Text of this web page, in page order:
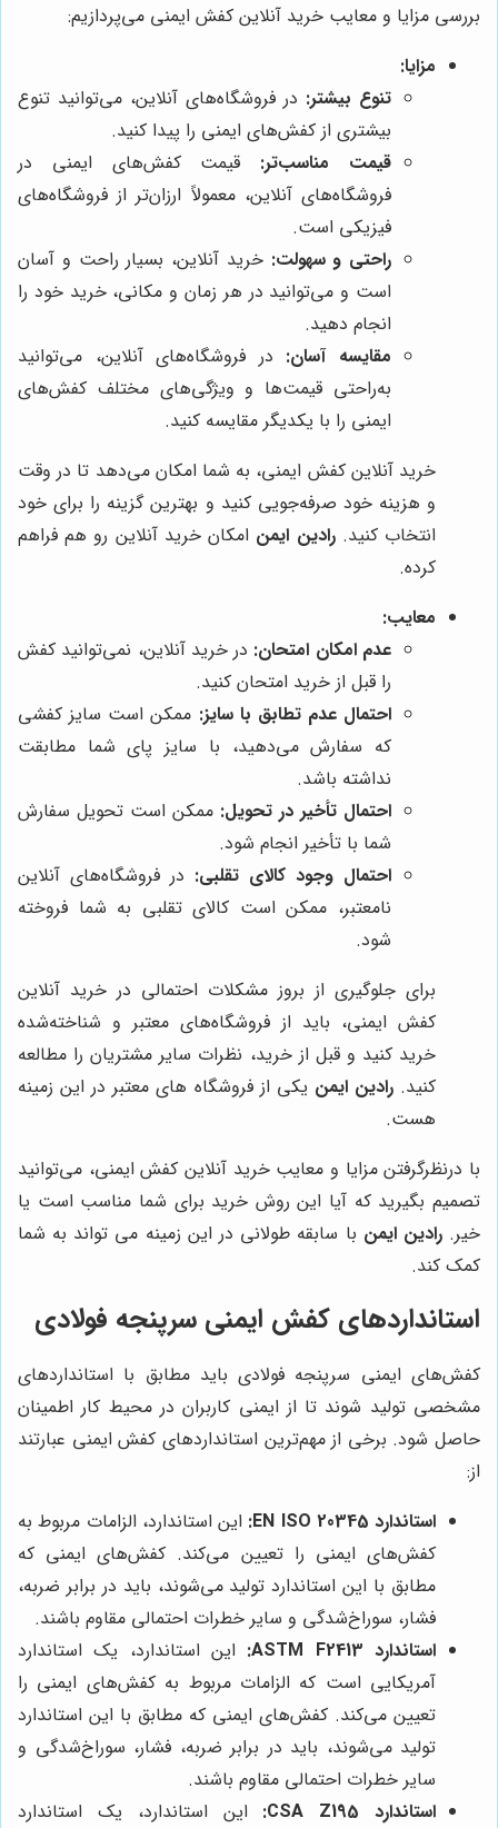
بررسی مزایا و معایب خرید آنلاین کفش ایمنی می‌پردازیم:
مزایا:
تنوع بیشتر: در فروشگاه‌های آنلاین، می‌توانید تنوع
بیشتری از کفش‌های ایمنی را پیدا کنید.
قیمت مناسب‌تر: قیمت کفش‌های ایمنی در
فروشگاه‌های آنلاین، معمولاً ارزان‌تر از فروشگاه‌های
فیزیکی است.
راحتی و سهولت: خرید آنلاین، بسیار راحت و آسان
است و می‌توانید در هر زمان و مکانی، خرید خود را
انجام دهید.
مقایسه آسان: در فروشگاه‌های آنلاین، می‌توانید
به‌راحتی قیمت‌ها و ویژگی‌های مختلف کفش‌های
ایمنی را با یکدیگر مقایسه کنید.
خرید آنلاین کفش ایمنی، به شما امکان می‌دهد تا در وقت
و هزینه خود صرفه‌جویی کنید و بهترین گزینه را برای خود
انتخاب کنید.رادین ایمن امکان خرید آنلاین رو هم فراهم
کرده.
معایب:
عدم امکان امتحان: در خرید آنلاین، نمی‌توانید کفش
را قبل از خرید امتحان کنید.
احتمال عدم تطابق با سایز: ممکن است سایز کفشی
که سفارش می‌دهید، با سایز پای شما مطابقت
نداشته باشد.
احتمال تأخیر در تحویل: ممکن است تحویل سفارش
شما با تأخیر انجام شود.
احتمال وجود کالای تقلبی: در فروشگاه‌های آنلاین
نامعتبر، ممکن است کالای تقلبی به شما فروخته
شود.
برای جلوگیری از بروز مشکلات احتمالی در خرید آنلاین
کفش ایمنی، باید از فروشگاه‌های معتبر و شناخته‌شده
خرید کنید و قبل از خرید، نظرات سایر مشتریان را مطالعه
کنید.رادین ایمن یکی از فروشگاه های معتبر در این زمینه
هست.
با درنظرگرفتن مزایا و معایب خرید آنلاین کفش ایمنی، می‌توانید
تصمیم بگیرید که آیا این روش خرید برای شما مناسب است یا
خیر.رادین ایمن با سابقه طولانی در این زمینه می تواند به شما
کمک کند.
استانداردهای کفش ایمنی سرپنجه فولادی
کفش‌های ایمنی سرپنجه فولادی باید مطابق با استانداردهای
مشخصی تولید شوند تا از ایمنی کاربران در محیط کار اطمینان
حاصل شود. برخی از مهم‌ترین استانداردهای کفش ایمنی عبارتند
از:
استاندارد EN ISO 20345:
این استاندارد، الزامات مربوط به
کفش‌های ایمنی را تعیین می‌کند. کفش‌های ایمنی که
مطابق با این استاندارد تولید می‌شوند، باید در برابر ضربه،
فشار، سوراخ‌شدگی و سایر خطرات احتمالی مقاوم باشند.
استاندارد ASTM F2413:
این استاندارد، یک استاندارد
آمریکایی است که الزامات مربوط به کفش‌های ایمنی را
تعیین می‌کند. کفش‌های ایمنی که مطابق با این استاندارد
تولید می‌شوند، باید در برابر ضربه، فشار، سوراخ‌شدگی و
سایر خطرات احتمالی مقاوم باشند.
استاندارد CSA Z195:
این استاندارد، یک استاندارد